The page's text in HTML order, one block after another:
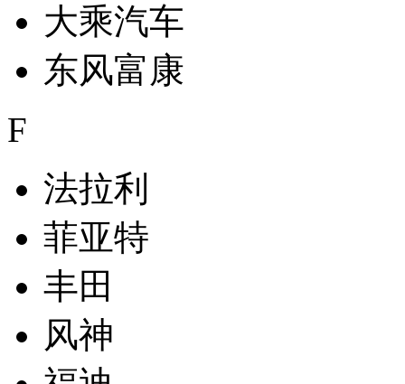
大乘汽车
东风富康
F
法拉利
菲亚特
丰田
风神